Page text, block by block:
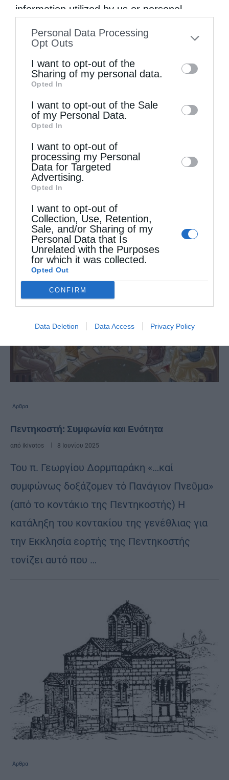
information utilized by us or personal
to your opt-out. You may separately opt-out
information by third parties on the IAB’s list
of downstream participants. This
information may also be disclosed by us to
third parties on theIAB’s List of
Downstream Participants
disclose it to other third parties.
Personal Data Processing
Opt Outs
I want to opt-out of the
Sharing of my personal data.
Opted In
I want to opt-out of the Sale
of my Personal Data.
Opted In
I want to opt-out of
processing my Personal
Data for Targeted
Advertising.
Opted In
I want to opt-out of
Collection, Use, Retention,
Sale, and/or Sharing of my
Personal Data that Is
Unrelated with the Purposes
for which it was collected.
Opted Out
CONFIRM
Data Deletion Data Access Privacy Policy
Πρώτα αγάπη μεταξύ σας
ikivotos 14 Ιουλίου 2025
«Αγαπητέ μου αδελφέ Γ και Γ.σ., χαίρετε εν
Κυρίω. … Ασφαλώς θα έχετε πολλές
δυσκολίες και αλλαγές με κόπους,
μετακινήσεις κ.λπ. (λόγω μεταθέσεως).
Φυσικά, όταν υπάρχει η αγάπη και η …
Άρθρα
Πεντηκοστή: Συμφωνία και Ενότητα
από ikivotos 8 Ιουνίου 2025
Του π. Γεωργίου Δορμπαράκη «…καί
συμφώνως δοξάζομεν τό Πανάγιον Πνεῦμα»
(από το κοντάκιο της Πεντηκοστής) Η
κατάληξη του κοντακίου της γενέθλιας για
την Εκκλησία εορτής της Πεντηκοστής
τονίζει αυτό που …
Άρθρα